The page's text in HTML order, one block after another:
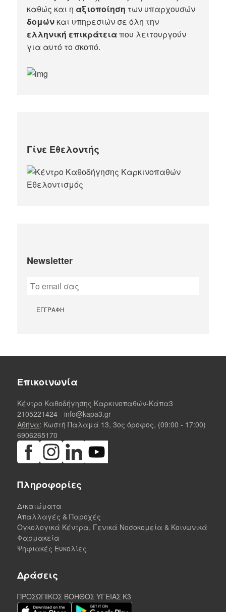
καθώς και η αξιοποίηση των υπαρχουσών
δομών και υπηρεσιών σε όλη την
ελληνική επικράτειαπου λειτουργούν
για αυτό το σκοπό.​
Γίνε Εθελοντής
Newsletter
Επικοινωνία
Κέντρο Καθοδήγησης Καρκινοπαθών-Κάπα3
2105221424 - info@kapa3.gr
Αθήνα: Κωστή Παλαμά 13, 3ος όροφος, (09:00 - 17:00)
6906265170
Πληροφορίες
Δικαιώματα
Απαλλαγές & Παροχές
Ογκολογικά Κέντρα, Γενικά Νοσοκομεία & Κοινωνικά
Φαρμακεία
Ψηφιακές Ευκολίες
Δράσεις
ΠΡΟΣΩΠΙΚΟΣ ΒΟΗΘΟΣ ΥΓΕΙΑΣ K3